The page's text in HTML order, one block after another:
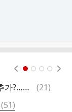
🚨매일) 오세훈 "내란특검법에 외환혐의 추가?…이재명처럼 '셰셰' 해야하나"🚨
댓
(21)
댓
(51)